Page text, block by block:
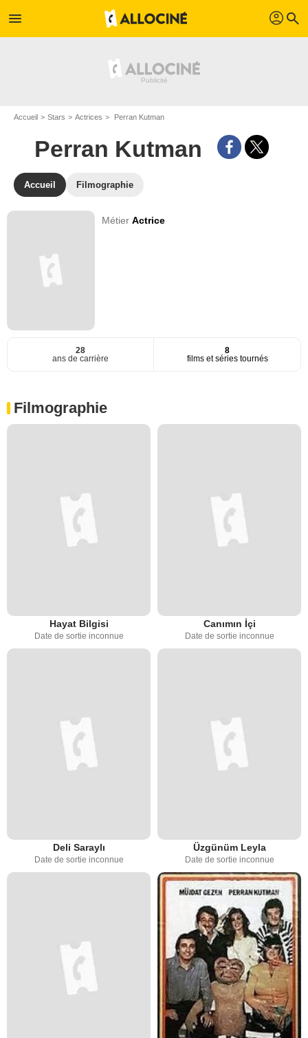
menu profil search
Accueil Stars Actrices Perran Kutman
Perran Kutman
Accueil Filmographie
MétierActrice
28
ans de carrière
8
films et séries tournés
Filmographie
Hayat Bilgisi
Date de sortie inconnue
Canımın İçi
Date de sortie inconnue
Deli Saraylı
Date de sortie inconnue
Üzgünüm Leyla
Date de sortie inconnue